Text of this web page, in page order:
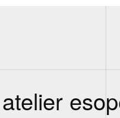
atelier